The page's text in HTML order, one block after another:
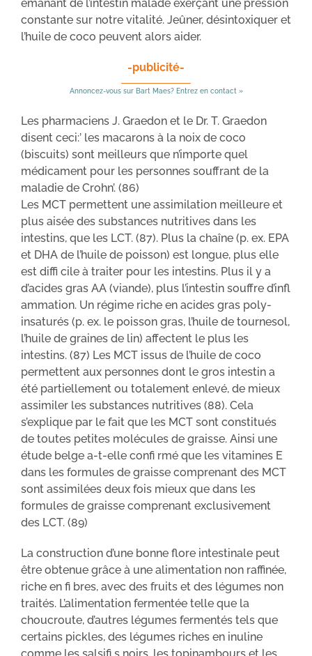
émanant de l’intestin malade exerçant une pression
constante sur notre vitalité. Jeûner, désintoxiquer et
l’huile de coco peuvent alors aider.
-publicité-
Annoncez-vous sur Bart Maes? Entrez en contact »
Les pharmaciens J. Graedon et le Dr. T. Graedon
disent ceci:’ les macarons à la noix de coco
(biscuits) sont meilleurs que n’importe quel
médicament pour les personnes souffrant de la
maladie de Crohn’. (86)
Les MCT permettent une assimilation meilleure et
plus aisée des substances nutritives dans les
intestins, que les LCT. (87). Plus la chaîne (p. ex. EPA
et DHA de l’huile de poisson) est longue, plus elle
est diffi cile à traiter pour les intestins. Plus il y a
d’acides gras AA (viande), plus l’intestin souffre d’infl
ammation. Un régime riche en acides gras poly-
insaturés (p. ex. le poisson gras, l’huile de tournesol,
l’huile de graines de lin) affectent le plus les
intestins. (87) Les MCT issus de l’huile de coco
permettent aux personnes dont le gros intestin a
été partiellement ou totalement enlevé, de mieux
assimiler les substances nutritives (88). Cela
s’explique par le fait que les MCT sont constitués
de toutes petites molécules de graisse. Ainsi une
étude belge a-t-elle confi rmé que les vitamines E
dans les formules de graisse comprenant des MCT
sont assimilées deux fois mieux que dans les
formules de graisse comprenant exclusivement
des LCT. (89)
La construction d’une bonne flore intestinale peut
être obtenue grâce à une alimentation non raffinée,
riche en fi bres, avec des fruits et des légumes non
traités. L’alimentation fermentée telle que la
choucroute, d’autres légumes fermentés tels que
certains pickles, des légumes riches en inuline